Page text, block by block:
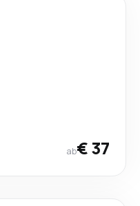
ab€ 37